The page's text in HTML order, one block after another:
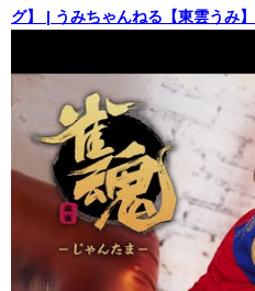
グ】 | うみちゃんねる【東雲うみ